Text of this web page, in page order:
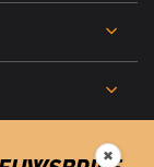
✖